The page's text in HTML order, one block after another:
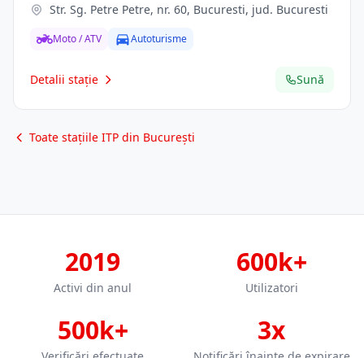
Str. Sg. Petre Petre, nr. 60, Bucuresti, jud. Bucuresti
Moto / ATV Autoturisme
Detalii stație Sună
Toate stațiile ITP din București
2019
Activi din anul
600k+
Utilizatori
500k+ 3x